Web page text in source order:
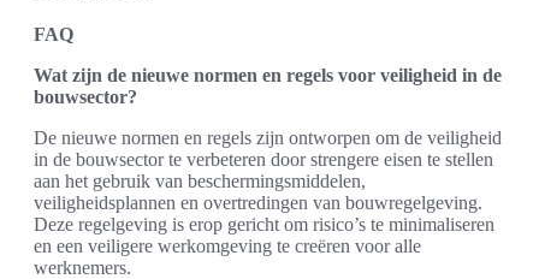
FAQ
Wat zijn de nieuwe normen en regels voor veiligheid in de
bouwsector?
De nieuwe normen en regels zijn ontworpen om de veiligheid
in de bouwsector te verbeteren door strengere eisen te stellen
aan het gebruik van beschermingsmiddelen,
veiligheidsplannen en overtredingen van bouwregelgeving.
Deze regelgeving is erop gericht om risico’s te minimaliseren
en een veiligere werkomgeving te creëren voor alle
werknemers.